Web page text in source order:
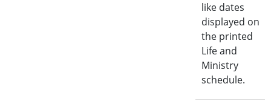
like dates
displayed on
the printed
Life and
Ministry
schedule.